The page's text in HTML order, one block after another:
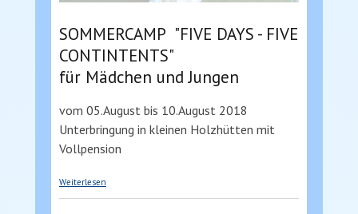
SOMMERCAMP "FIVE DAYS - FIVE
CONTINTENTS"
für Mädchen und Jungen
vom 05.August bis 10.August 2018
Unterbringung in kleinen Holzhütten mit
Vollpension
Weiterlesen